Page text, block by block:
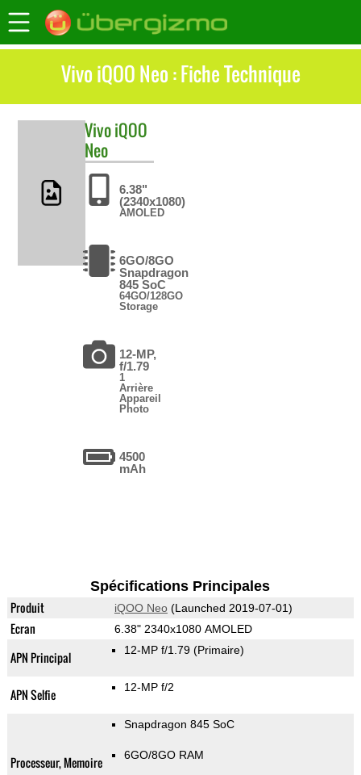
Vivo iQOO Neo : Fiche Technique
VivoiQOO
Neo
6.38"
(2340x1080)
AMOLED
6GO/8GO
Snapdragon
845 SoC
64GO/128GO
Storage
12-MP,
f/1.79
1
Arrière
Appareil
Photo
4500
mAh
Spécifications Principales
Produit iQOO Neo(Launched 2019-07-01)
Ecran 6.38" 2340x1080 AMOLED
APN Principal 12-MP f/1.79 (Primaire)
APN Selfie 12-MP f/2
Processeur, Memoire
Snapdragon 845 SoC
6GO/8GO RAM